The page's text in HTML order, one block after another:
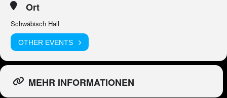
Ort
Schwäbisch Hall
OTHER EVENTS
MEHR INFORMATIONEN